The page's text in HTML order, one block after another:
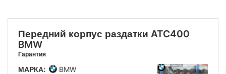
Передний корпус раздатки ATC400
BMW
Гарантия
МАРКА:
BMW